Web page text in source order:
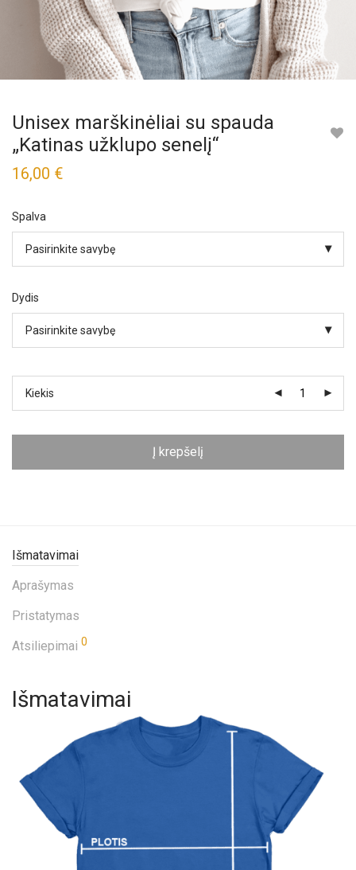
Unisex marškinėliai su spauda
„Katinas užklupo senelį“
16,00 €
Spalva
Dydis
Kiekis
Į krepšelį
Išmatavimai
Aprašymas
Pristatymas
Atsiliepimai 0
Išmatavimai